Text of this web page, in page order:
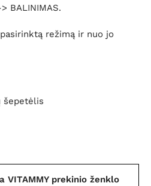
BALINIMAS.
režimą ir nuo jo
šepetėlis
VITAMMY prekinio ženklo